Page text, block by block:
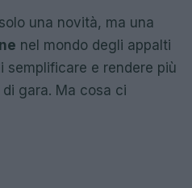
una novità, ma una
nel mondo degli appalti
semplificare e rendere più
gara. Ma cosa ci